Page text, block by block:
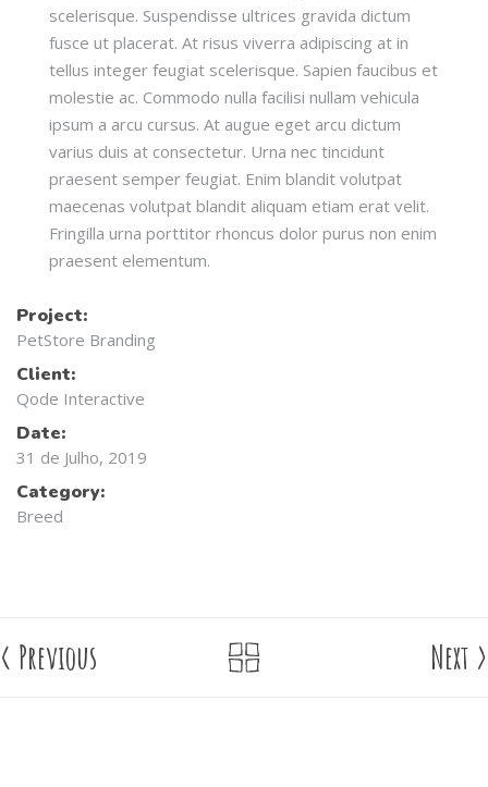
scelerisque. Suspendisse ultrices gravida dictum
fusce ut placerat. At risus viverra adipiscing at in
tellus integer feugiat scelerisque. Sapien faucibus et
molestie ac. Commodo nulla facilisi nullam vehicula
ipsum a arcu cursus. At augue eget arcu dictum
varius duis at consectetur. Urna nec tincidunt
praesent semper feugiat. Enim blandit volutpat
maecenas volutpat blandit aliquam etiam erat velit.
Fringilla urna porttitor rhoncus dolor purus non enim
praesent elementum.
Project:
PetStore Branding
Client:
Qode Interactive
Date:
31 de Julho, 2019
Category:
Breed
< Previous Next >